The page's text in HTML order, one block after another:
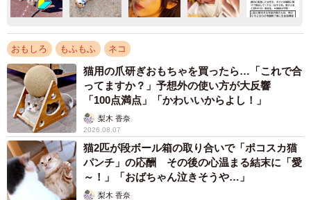
おもしろ もふもふ ネコ
猫用の爪研ぎおもちゃを買ったら…「これで合
ってますか？」予想外の使い方が大反響
「100点満点」「かわいいからよし！」
梨木 香奈
2026.08.07
猫2匹が段ボール箱の取り合いで「ポコスカ猫
パンチ」の応酬 その後の心温まる結末に「愛
～！」「おばちゃん泣きそうや…」
梨木 香奈